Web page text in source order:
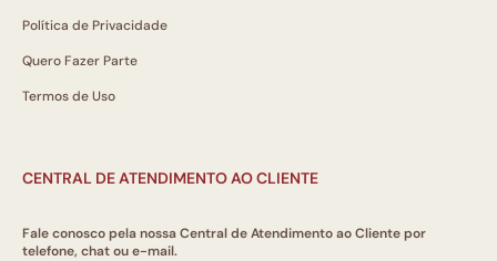
Política de Privacidade
Quero Fazer Parte
Termos de Uso
CENTRAL DE ATENDIMENTO AO CLIENTE
Fale conosco pela nossa Central de Atendimento ao Cliente por
telefone, chat ou e-mail.